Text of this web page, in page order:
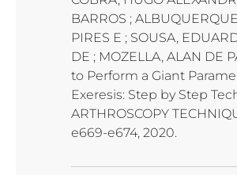
BARROS ;
PIRES E ; SOUSA,
DE ; MOZELLA, ALAN DE
to Perform a Giant
Exeresis: Step by Step
ARTHROSCOPY
e669-e674, 2020.